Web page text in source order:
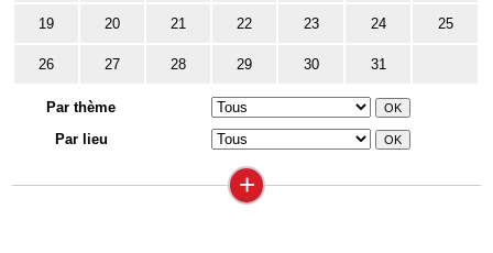
19 20 21 22 23 24 25
26 27 28 29 30 31
Par thème
Par lieu
+